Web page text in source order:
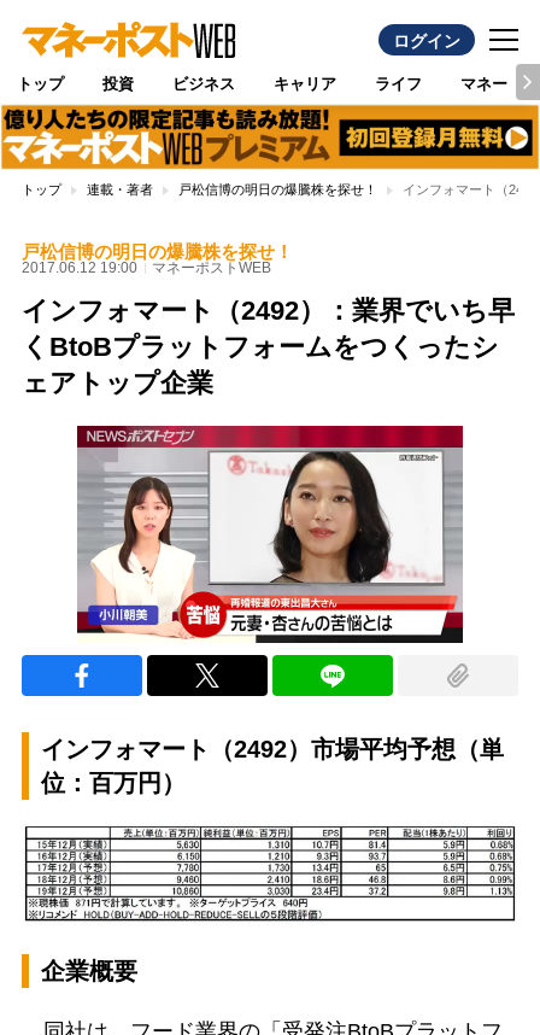
ログイン
トップ 投資 ビジネス キャリア ライフ マネー
トップ 連載・著者 戸松信博の明日の爆騰株を探せ！ インフォマート（
戸松信博の明日の爆騰株を探せ！
2017.06.12 19:00 マネーポストWEB
インフォマート（2492）：業界でいち早
くBtoBプラットフォームをつくったシ
ェアトップ企業
インフォマート（2492）市場平均予想（単
位：百万円）
企業概要